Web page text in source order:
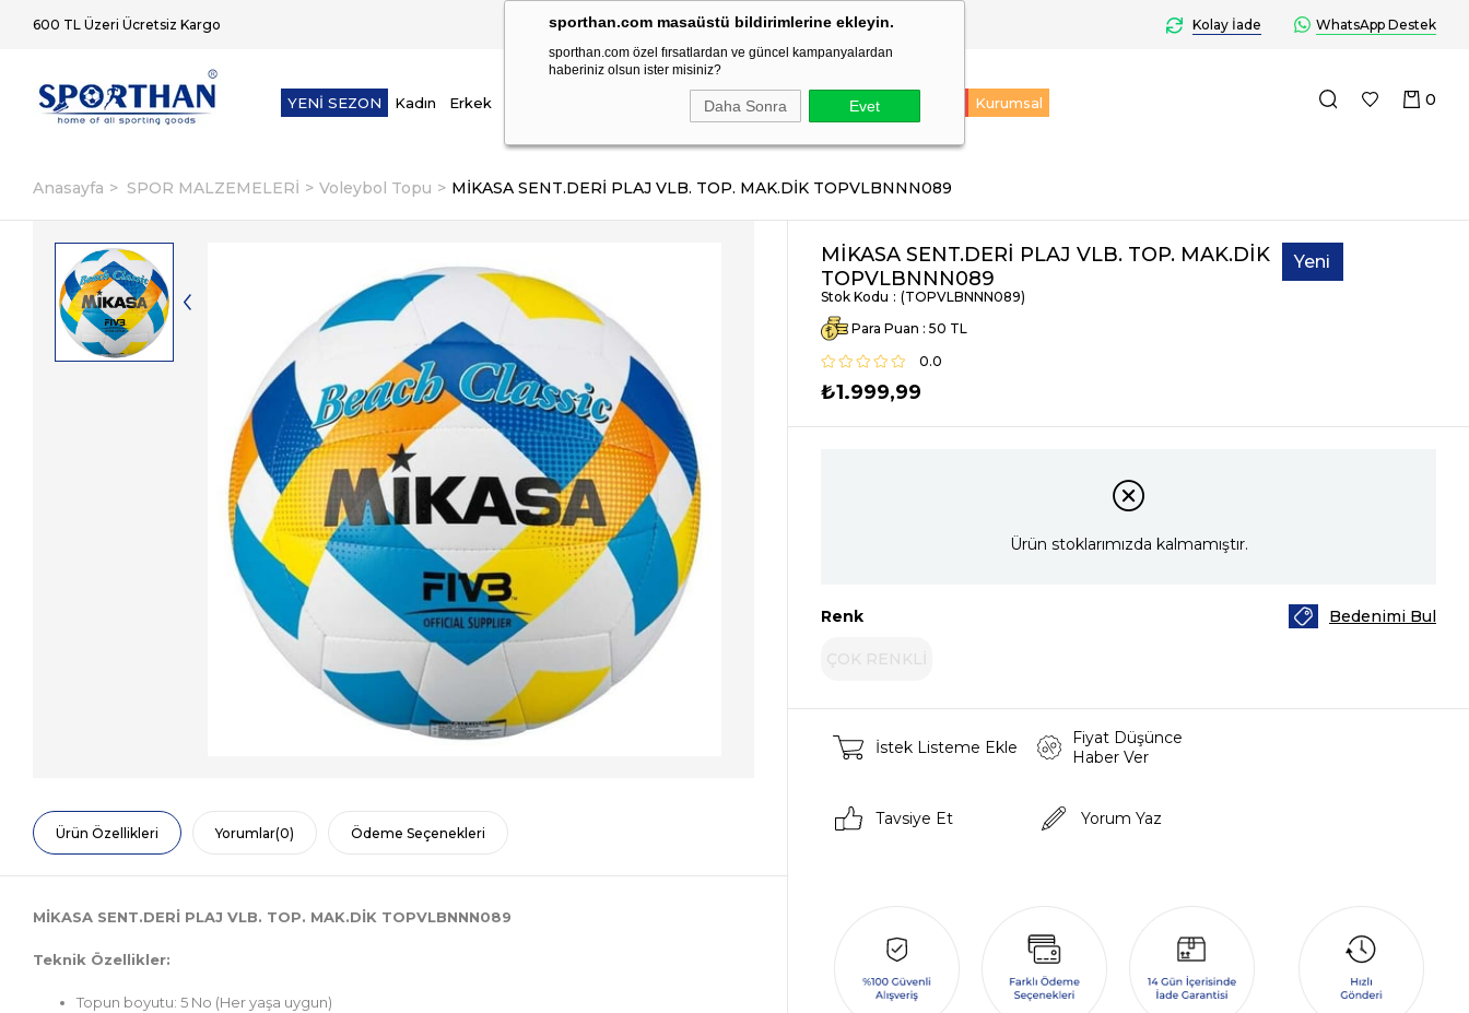
sporthan.com masaüstü bildirimlerine ekleyin.
sporthan.com özel fırsatlardan ve güncel kampanyalardan
haberiniz olsun ister misiniz?
Daha Sonra Evet
600 TL Üzeri Ücretsiz Kargo TÜM SİPARİŞLER AYNI GÜN KARGODA! Kolay İade WhatsApp Destek
YENİ SEZON Kadın Erkek Spor Malzemeleri Takım Sporları Kurumsal 0
Anasayfa SPOR MALZEMELERİ Voleybol Topu MİKASA SENT.DERİ PLAJ VLB. TOP. MAK.DİK TOPVLBNNN089
Ürün Özellikleri Yorumlar(0) Ödeme Seçenekleri
MİKASA SENT.DERİ PLAJ VLB. TOP. MAK.DİK TOPVLBNNN089
Teknik Özellikler:
Topun boyutu: 5 No (Her yaşa uygun)
MİKASA SENT.DERİ PLAJ VLB. TOP. MAK.DİK
TOPVLBNNN089
Yeni
Stok Kodu
(TOPVLBNNN089)
Para Puan : 50
0.0
₺1.999,99
Ürün stoklarımızda kalmamıştır.
Renk
ÇOK RENKLİ
Bedenimi Bul
İstek Listeme Ekle
Fiyat Düşünce
Haber Ver
Tavsiye Et Yorum Yaz